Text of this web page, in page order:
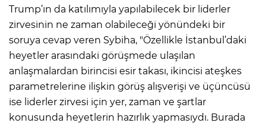
Trump’ın da katılımıyla yapılabilecek bir liderler
zirvesinin ne zaman olabileceği yönündeki bir
soruya cevap veren Sybiha, "Özellikle İstanbul’daki
heyetler arasındaki görüşmede ulaşılan
anlaşmalardan birincisi esir takası, ikincisi ateşkes
parametrelerine ilişkin görüş alışverişi ve üçüncüsü
ise liderler zirvesi için yer, zaman ve şartlar
konusunda heyetlerin hazırlık yapmasıydı. Burada